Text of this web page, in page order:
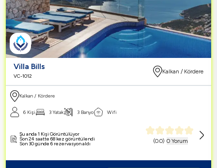
Villa Bills
VC-1012
Kalkan / Kördere
Kalkan / Kördere
6 Kişi 3 Yatak 3 Banyo Wifi
(0.0) 0 Yorum
Şu anda 1 Kişi Görüntülüyor
Son 24 saatte 68 kez görüntülendi
Son 30 günde 6 rezervasyon aldı